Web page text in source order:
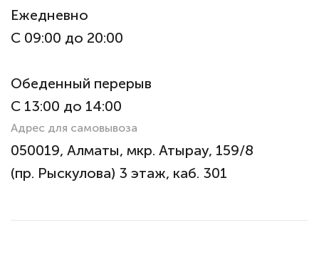
Ежедневно
С 09:00 до 20:00
Обеденный перерыв
С 13:00 до 14:00
Адрес для самовывоза
050019, Алматы, мкр. Атырау, 159/8
(пр. Рыскулова) 3 этаж, каб. 301